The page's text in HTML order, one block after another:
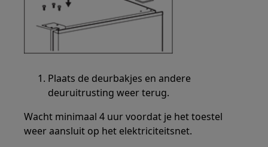
Plaats de deurbakjes en andere
deuruitrusting weer terug.
Wacht minimaal 4 uur voordat je het toestel
weer aansluit op het elektriciteitsnet.